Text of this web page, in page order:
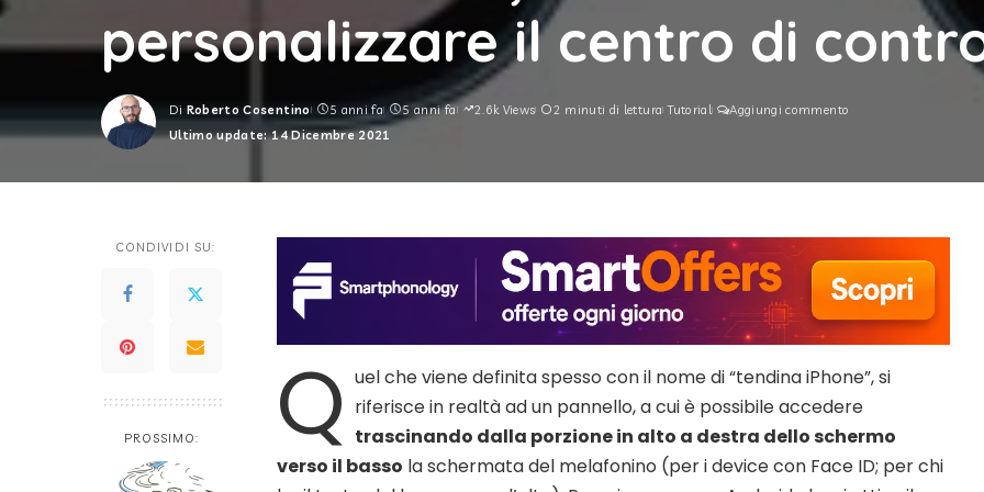
personalizzare il centro di
Posted
by
Di Roberto Cosentino 5 anni fa 5 anni fa 2.6k Views 2 minuti di lettura Tutorial
Aggiungi commento
Ultimo update: 14 Dicembre 2021
CONDIVIDI SU:
PROSSIMO: Q uel che viene definita spesso con il nome di “tendina iPhone”, si
riferisce in realtà ad un pannello, a cui è possibile accedere
trascinando dalla porzione in alto a destra dello schermo
verso il basso la schermata del melafonino (per i device con Face ID; per chi